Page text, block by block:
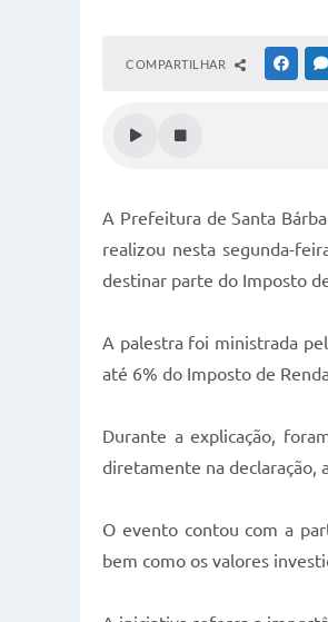
COMPARTILHAR
A Prefeitura de Santa
realizou nesta segunda-
destinar parte do Imposto
A palestra foi ministrada
até 6% do Imposto de
Durante a explicação,
diretamente na declaração,
O evento contou com a
bem como os valores